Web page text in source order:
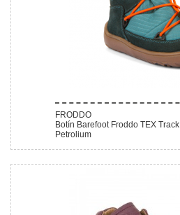
FRODDO
Botín Barefoot Froddo TEX Track
Petrolium